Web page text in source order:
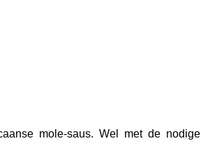
mole-saus. Wel met de nodige